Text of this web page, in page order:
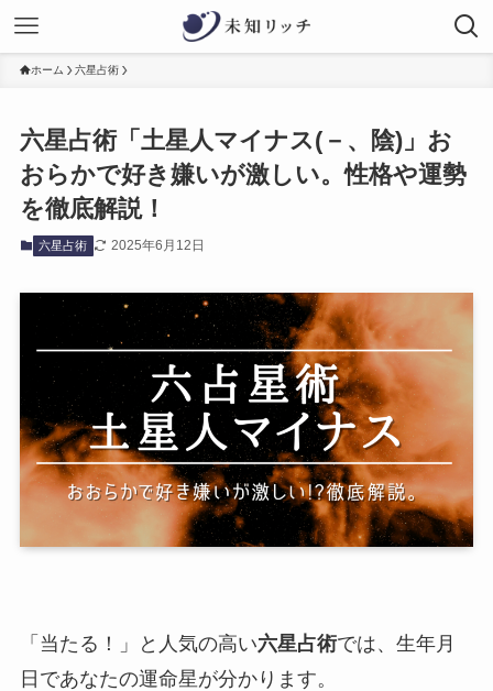
ホーム 六星占術
六星占術「土星人マイナス(－、陰)」お
おらかで好き嫌いが激しい。性格や運勢
を徹底解説！
六星占術 2025年6月12日
「当たる！」と人気の高い六星占術では、生年月
日であなたの運命星が分かります。